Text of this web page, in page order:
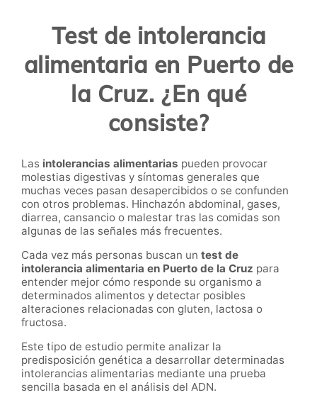
Test de intolerancia
alimentaria en Puerto de
la Cruz. ¿En qué
consiste?
Las intolerancias alimentarias pueden provocar
molestias digestivas y síntomas generales que
muchas veces pasan desapercibidos o se confunden
con otros problemas. Hinchazón abdominal, gases,
diarrea, cansancio o malestar tras las comidas son
algunas de las señales más frecuentes.
Cada vez más personas buscan un test de
intolerancia alimentaria en Puerto de la Cruz para
entender mejor cómo responde su organismo a
determinados alimentos y detectar posibles
alteraciones relacionadas con gluten, lactosa o
fructosa.
Este tipo de estudio permite analizar la
predisposición genética a desarrollar determinadas
intolerancias alimentarias mediante una prueba
sencilla basada en el análisis del ADN.